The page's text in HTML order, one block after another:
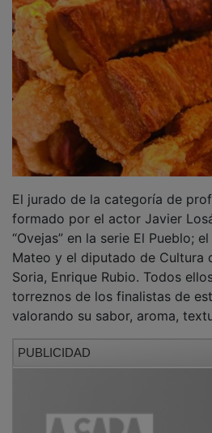
formado por el actor Javier
“Ovejas” en la serie El Pueblo;
Mateo y el diputado de Cultura
Soria, Enrique Rubio. Todos
torreznos de los finalistas de
valorando su sabor, aroma,